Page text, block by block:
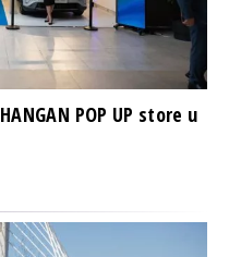
POP UP store u